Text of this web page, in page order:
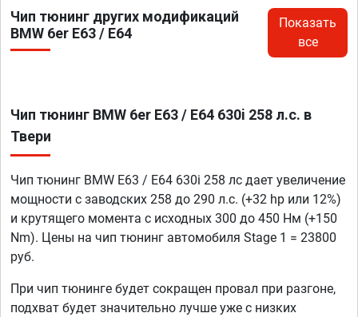
Чип тюнинг других модификаций
BMW 6er E63 / E64
Показать
все
Чип тюнинг BMW 6er E63 / E64 630i 258 л.с. в
Твери
Чип тюнинг BMW E63 / E64 630i 258 лс дает увеличение
мощности с заводских 258 до 290 л.с. (+32 hp или 12%)
и крутящего момента с исходных 300 до 450 Нм (+150
Nm). Цены на чип тюнинг автомобиля Stage 1 = 23800
руб.
При чип тюнинге будет сокращен провал при разгоне,
подхват будет значительно лучше уже с низких